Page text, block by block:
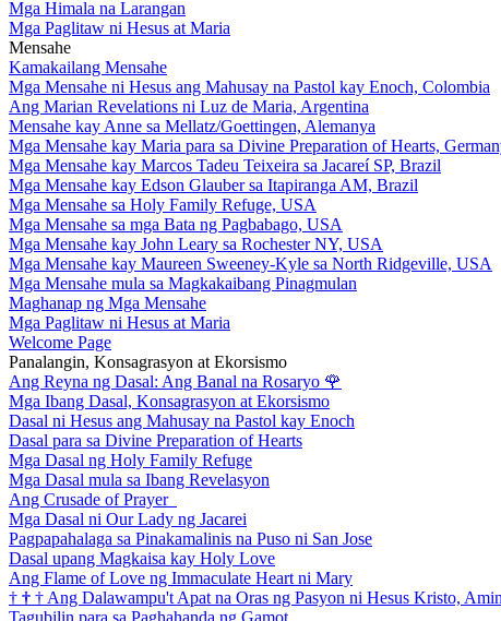
Mga Himala na Larangan
Mga Paglitaw ni Hesus at Maria
Mensahe
Kamakailang Mensahe
Mga Mensahe ni Hesus ang Mahusay na Pastol kay Enoch, Colombia
Ang Marian Revelations ni Luz de Maria, Argentina
Mensahe kay Anne sa Mellatz/Goettingen, Alemanya
Mga Mensahe kay Maria para sa Divine Preparation of Hearts,
Mga Mensahe kay Marcos Tadeu Teixeira sa Jacareí SP, Brazil
Mga Mensahe kay Edson Glauber sa Itapiranga AM, Brazil
Mga Mensahe sa Holy Family Refuge, USA
Mga Mensahe sa mga Bata ng Pagbabago, USA
Mga Mensahe kay John Leary sa Rochester NY, USA
Mga Mensahe kay Maureen Sweeney-Kyle sa North Ridgeville, USA
Mga Mensahe mula sa Magkakaibang Pinagmulan
Maghanap ng Mga Mensahe
Mga Paglitaw ni Hesus at Maria
Welcome Page
Panalangin, Konsagrasyon at Ekorsismo
Ang Reyna ng Dasal: Ang Banal na Rosaryo 🌹
Mga Ibang Dasal, Konsagrasyon at Ekorsismo
Dasal ni Hesus ang Mahusay na Pastol kay Enoch
Dasal para sa Divine Preparation of Hearts
Mga Dasal ng Holy Family Refuge
Mga Dasal mula sa Ibang Revelasyon
Ang Crusade of Prayer
Mga Dasal ni Our Lady ng Jacarei
Pagpapahalaga sa Pinakamalinis na Puso ni San Jose
Dasal upang Magkaisa kay Holy Love
Ang Flame of Love ng Immaculate Heart ni Mary
† † † Ang Dalawampu't Apat na Oras ng Pasyon ni Hesus Kristo,
Tagubilin para sa Paghahanda ng Gamot